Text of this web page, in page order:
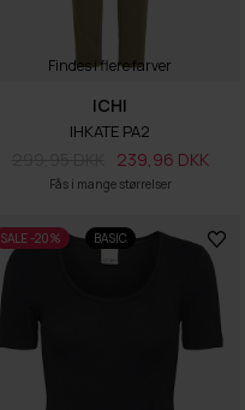
Findes i flere farver
Fås i mange størrelser
ICHI
IHKATE PA2
239,96 DKK
SALE -20% BASIC